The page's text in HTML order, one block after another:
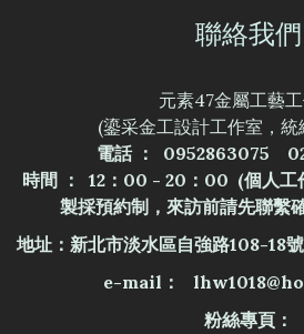
聯絡我們
元素47金屬工藝
(鎏采金工設計工作室，
電話 ： 0952863075
時間 ： 12：00 - 20：00 (個人工
製採預約制，來訪前請先聯繫
地址：新北市淡水區自強路108-18
e-mail：
粉絲專頁：